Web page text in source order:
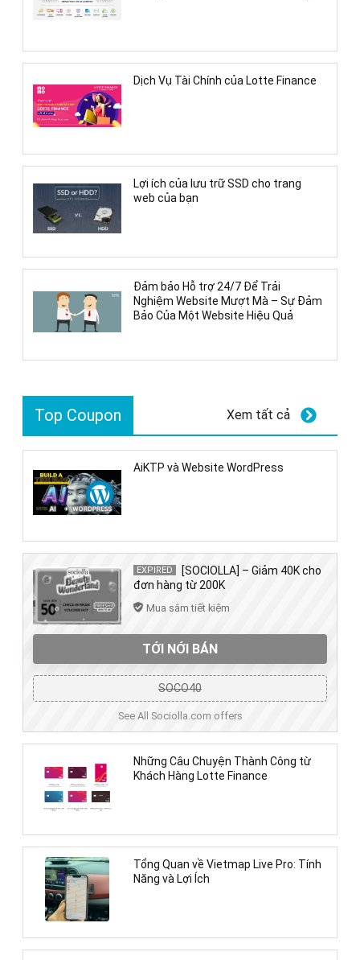
Dịch Vụ Tài Chính của Lotte Finance
Lợi ích của lưu trữ SSD cho trang
web của bạn
Đảm bảo Hỗ trợ 24/7 Để Trải
Nghiệm Website Mượt Mà – Sự Đảm
Bảo Của Một Website Hiệu Quả
Top Coupon Xem tất cả
AiKTP và Website WordPress
EXPIRED
[SOCIOLLA] – Giảm 40K cho
đơn hàng từ 200K
Mua sắm tiết kiệm
TỚI NỚI BÁN
SOCO40
See All Sociolla.com offers
Những Câu Chuyện Thành Công từ
Khách Hàng Lotte Finance
Tổng Quan về Vietmap Live Pro: Tính
Năng và Lợi Ích